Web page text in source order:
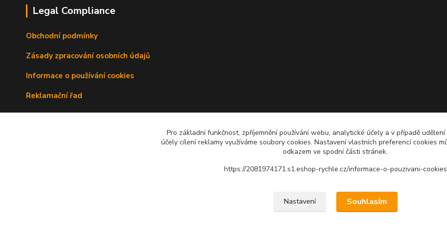
Legal Compliance
Obchodní podmínky
Zásady zpracování osobních údajů
Informace o používání cookies
Reklamační řad
Doprava a platba
Upravit sběr cookies.
Pro základní funkčnost, zpříjemnění používání webu, analytické účely a v případě
účely cílení reklamy využíváme soubory cookies. Nastavení vlastních preferencí cookies
odkazem ve spodní části stránek.
https://2081974171.s1.eshop-rychle.cz/informace-o-pouzivani-cookies
Nastavení Souhlasím